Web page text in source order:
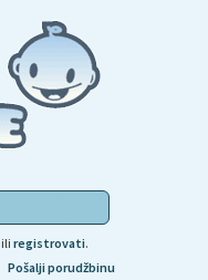
ili registrovati.
Pošalji porudžbinu